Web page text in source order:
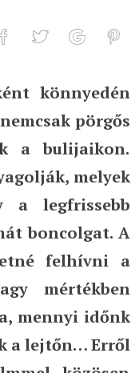
könnyedén
pörgős
a bulijaikon.
melyek
a legfrissebb
boncolgat. A
felhívni a
mértékben
mennyi időnk
a lejtőn… Erről